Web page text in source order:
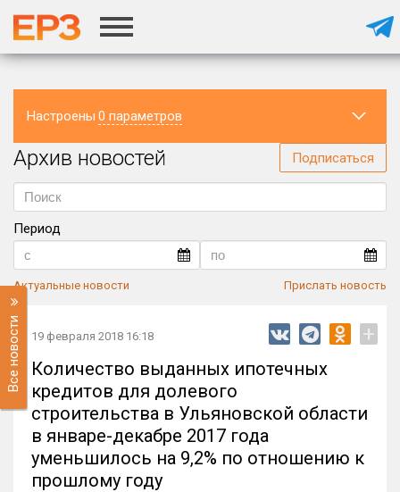
Настроены 0 параметров
Регион
Архив новостей Подписаться
Период
Актуальные новости Прислать новость
Все новости 19 февраля 2018 16:18 +
Количество выданных ипотечных
кредитов для долевого
строительства в Ульяновской области
в январе-декабре 2017 года
уменьшилось на 9,2% по отношению к
прошлому году